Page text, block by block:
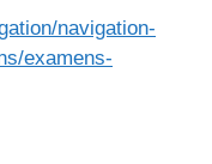
navigation-
examens-